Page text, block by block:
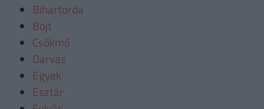
Bihartorda
Bojt
Csökmő
Darvas
Egyek
Esztár